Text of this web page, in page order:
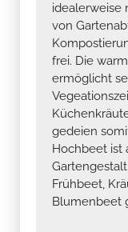
idealerweise
von
frei. Die
ermöglicht
gedeien
Hochbeet ist
Frühbeet,
Blumenbeet